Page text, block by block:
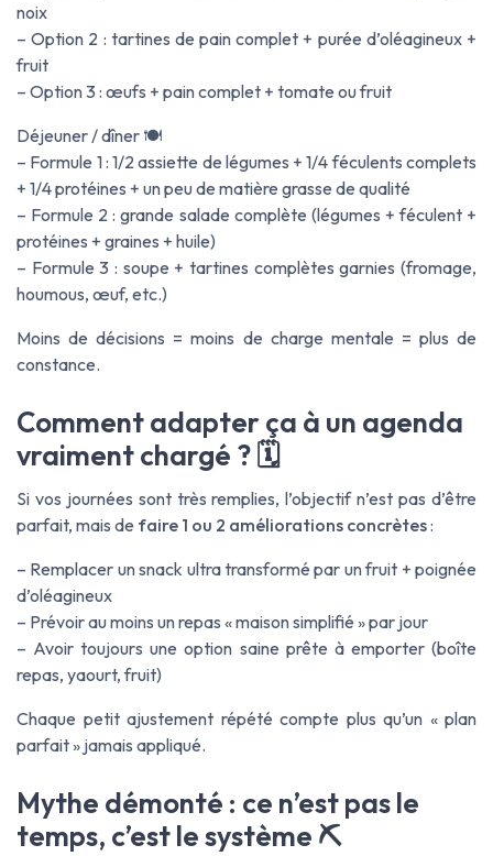
noix
– Option 2 : tartines de pain complet + purée d’oléagineux +
fruit
– Option 3 : œufs + pain complet + tomate ou fruit
Déjeuner / dîner 🍽️
– Formule 1 : 1/2 assiette de légumes + 1/4 féculents complets
+ 1/4 protéines + un peu de matière grasse de qualité
– Formule 2 : grande salade complète (légumes + féculent +
protéines + graines + huile)
– Formule 3 : soupe + tartines complètes garnies (fromage,
houmous, œuf, etc.)
Moins de décisions = moins de charge mentale = plus de
constance.
Comment adapter ça à un agenda
vraiment chargé ? 🗓️
Si vos journées sont très remplies, l’objectif n’est pas d’être
parfait, mais de faire 1 ou 2 améliorations concrètes:
– Remplacer un snack ultra transformé par un fruit + poignée
d’oléagineux
– Prévoir au moins un repas « maison simplifié » par jour
– Avoir toujours une option saine prête à emporter (boîte
repas, yaourt, fruit)
Chaque petit ajustement répété compte plus qu’un « plan
parfait » jamais appliqué.
Mythe démonté : ce n’est pas le
temps, c’est le système ⛏️